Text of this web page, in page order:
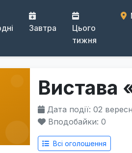
Завтра
Цього
тижня
Вистава
Дата події: 02
Вподобайки: 0
Всі оголошення